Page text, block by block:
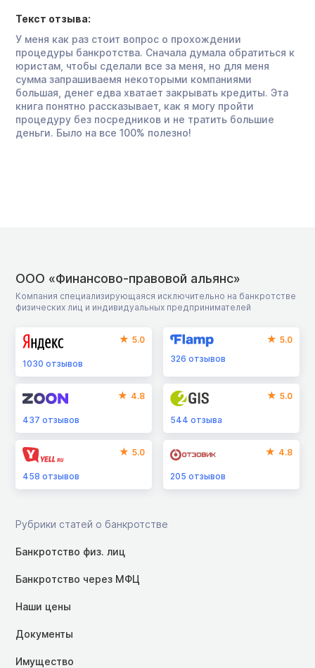
Текст отзыва:
У меня как раз стоит вопрос о прохождении
процедуры банкротства. Сначала думала обратиться к
юристам, чтобы сделали все за меня, но для меня
сумма запрашиваемя некоторыми компаниями
большая, денег едва хватает закрывать кредиты. Эта
книга понятно рассказывает, как я могу пройти
процедуру без посредников и не тратить большие
деньги. Было на все 100% полезно!
ООО «Финансово-правовой альянс»
Компания специализирующаяся исключительно на банкротстве
физических лиц и индивидуальных предпринимателей
5.0
1030 отзывов
5.0
326отзывов
4.8
437 отзывов
5.0
544отзыва
5.0
458 отзывов
4.8
205отзывов
Рубрики статей о банкротстве
Банкротство физ. лиц
Банкротство через МФЦ
Наши цены
Документы
Имущество